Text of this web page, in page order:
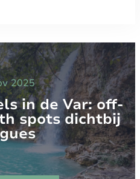
2025
in de Var: off-
spots dichtbij